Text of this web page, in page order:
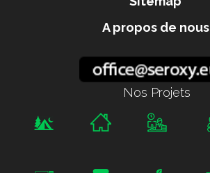
A propos de nous
Nos Projets